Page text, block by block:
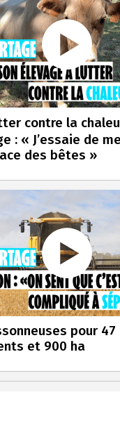
contre la
: « J’essaie de
des bêtes »
pour 47
et 900 ha